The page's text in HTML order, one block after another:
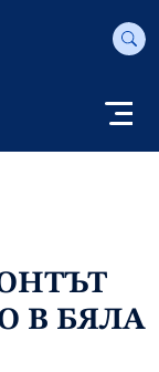
В БЯЛА